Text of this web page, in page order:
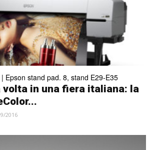
Epson stand pad. 8, stand E29-E35
volta in una fiera italiana: la
2016